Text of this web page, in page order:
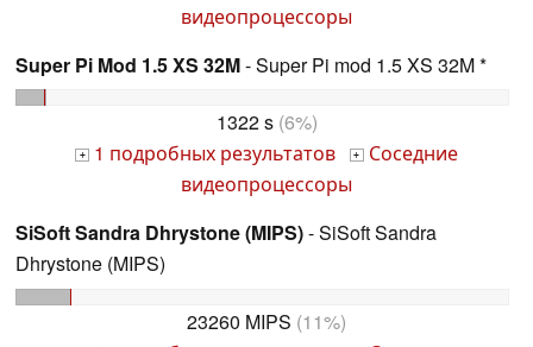
видеопроцессоры
Super Pi Mod 1.5 XS 32M- Super Pi mod 1.5 XS 32M *
1322 s(6%)
+ 1 подробных результатов + Соседние
видеопроцессоры
SiSoft Sandra Dhrystone (MIPS)- SiSoft Sandra
Dhrystone (MIPS)
23260 MIPS (11%)